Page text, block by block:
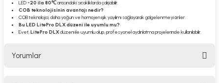
LED -20 ila 80℃arasındaki sıcaklıklarda çalışabilir.
COB teknolojisinin avantajı nedir?
COB teknolojisi, daha yoğun ve homojen ışık yayılımı sağlayarak gölgelenmeyi önler.
Bu LED LitePro DLX düzeni ile uyumlu mu?
Evet,LitePro DLXdüzeni ile uyumlu olup, profesyonel aydınlatma projelerinde kullanılabilir.
Yorumlar